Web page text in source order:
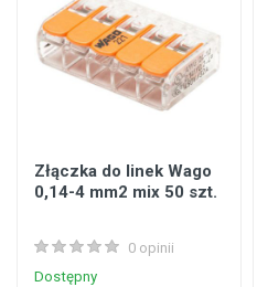
Złączka do linek Wago
0,14-4 mm2 mix 50 szt.
0 opinii
Dostępny